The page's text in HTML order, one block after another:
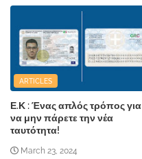
ARTICLES
Ε.Κ : Ένας απλός τρόπος για
να μην πάρετε την νέα
ταυτότητα!
March 23, 2024